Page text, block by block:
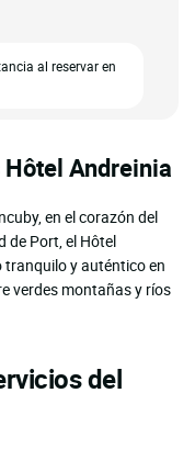
al reservar en
Andreinia
en el corazón del
de Port, el Hôtel
tranquilo y auténtico en
verdes montañas y ríos
del